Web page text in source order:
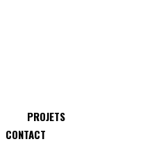
PROJETS
CONTACT